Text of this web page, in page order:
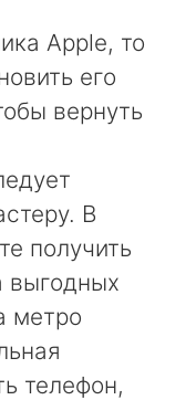
Apple, то
его
вернуть
В
получить
выгодных
метро
телефон,